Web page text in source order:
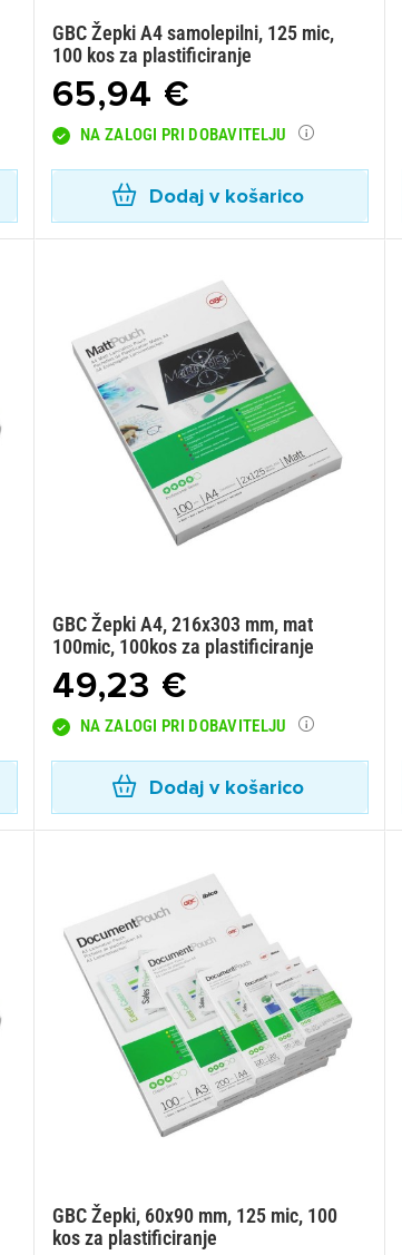
GBC Žepki A4 samolepilni, 125 mic,
100 kos za plastificiranje
65,94 €
NA ZALOGI PRI DOBAVITELJU
Dodaj v košarico
GBC Žepki A4, 216x303 mm, mat
100mic, 100kos za plastificiranje
49,23 €
NA ZALOGI PRI DOBAVITELJU
Dodaj v košarico
GBC Žepki, 60x90 mm, 125 mic, 100
kos za plastificiranje
×
biti prijavljeni.
Prijava